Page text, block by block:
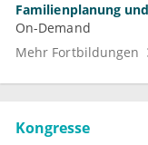
Familienplanung
On-Demand
Mehr Fortbildungen
Kongresse